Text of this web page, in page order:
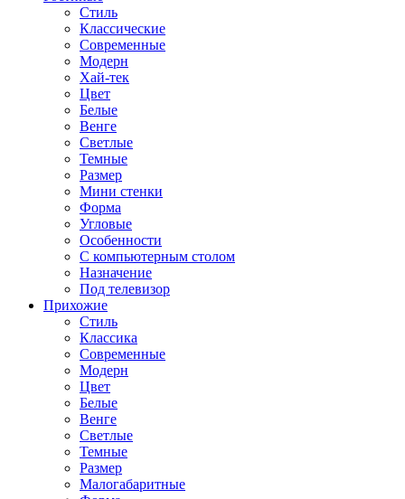
Стиль
Классические
Современные
Модерн
Хай-тек
Цвет
Белые
Венге
Светлые
Темные
Размер
Мини стенки
Форма
Угловые
Особенности
С компьютерным столом
Назначение
Под телевизор
Прихожие
Стиль
Классика
Современные
Модерн
Цвет
Белые
Венге
Светлые
Темные
Размер
Малогабаритные